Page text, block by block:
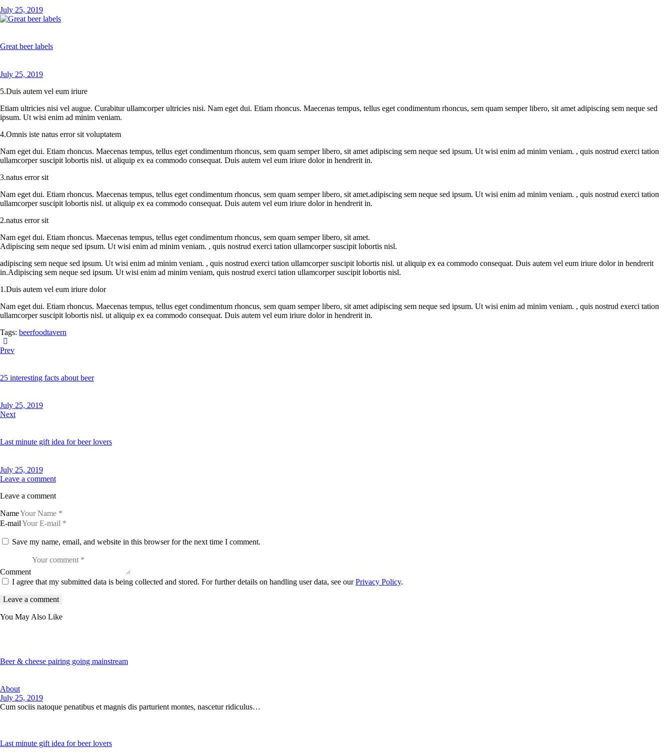
July 25, 2019
Great beer labels
July 25, 2019
5.Duis autem vel eum iriure
Etiam ultricies nisi vel augue. Curabitur ullamcorper ultricies nisi. Nam eget dui. Etiam rhoncus. Maecenas tempus, tellus eget condimentum rhoncus, sem quam semper libero, sit amet adipiscing sem neque sed
ipsum. Ut wisi enim ad minim veniam.
4.Omnis iste natus error sit voluptatem
Nam eget dui. Etiam rhoncus. Maecenas tempus, tellus eget condimentum rhoncus, sem quam semper libero, sit amet adipiscing sem neque sed ipsum. Ut wisi enim ad minim veniam. , quis nostrud exerci tation
ullamcorper suscipit lobortis nisl. ut aliquip ex ea commodo consequat. Duis autem vel eum iriure dolor in hendrerit in.
3.natus error sit
Nam eget dui. Etiam rhoncus. Maecenas tempus, tellus eget condimentum rhoncus, sem quam semper libero, sit amet.adipiscing sem neque sed ipsum. Ut wisi enim ad minim veniam. , quis nostrud exerci tation
ullamcorper suscipit lobortis nisl. ut aliquip ex ea commodo consequat. Duis autem vel eum iriure dolor in hendrerit in.
2.natus error sit
Nam eget dui. Etiam rhoncus. Maecenas tempus, tellus eget condimentum rhoncus, sem quam semper libero, sit amet.
Adipiscing sem neque sed ipsum. Ut wisi enim ad minim veniam. , quis nostrud exerci tation ullamcorper suscipit lobortis nisl.
adipiscing sem neque sed ipsum. Ut wisi enim ad minim veniam. , quis nostrud exerci tation ullamcorper suscipit lobortis nisl. ut aliquip ex ea commodo consequat. Duis autem vel eum iriure dolor in hendrerit
in.Adipiscing sem neque sed ipsum. Ut wisi enim ad minim veniam, quis nostrud exerci tation ullamcorper suscipit lobortis nisl.
1.Duis autem vel eum iriure dolor
Nam eget dui. Etiam rhoncus. Maecenas tempus, tellus eget condimentum rhoncus, sem quam semper libero, sit amet adipiscing sem neque sed ipsum. Ut wisi enim ad minim veniam. , quis nostrud exerci tation
ullamcorper suscipit lobortis nisl. ut aliquip ex ea commodo consequat. Duis autem vel eum iriure dolor in hendrerit in.
Tags: beerfoodtavern
Prev
25 interesting facts about beer
July 25, 2019
Next
Last minute gift idea for beer lovers
July 25, 2019
Leave a comment
Leave a comment
Name
E-mail
Save my name, email, and website in this browser for the next time I comment.
Comment
I agree that my submitted data is being collected and stored. For further details on handling user data, see ourPrivacy Policy.
You May Also Like
Beer & cheese pairing going mainstream
About
July 25, 2019
Cum sociis natoque penatibus et magnis dis parturient montes, nascetur ridiculus…
Last minute gift idea for beer lovers